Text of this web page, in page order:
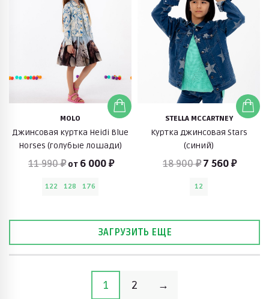
MOLO
Джинсовая куртка Heidi Blue
Horses (голубые лошади)
11 990 ₽ от 6 000 ₽
122 128 176
STELLA MCCARTNEY
Куртка джинсовая Stars
(синий)
18 900 ₽ 7 560 ₽
12
ЗАГРУЗИТЬ ЕЩЕ
1 2 →